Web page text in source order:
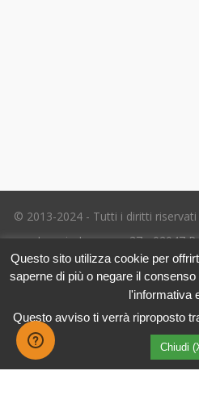
© 2013-2024 - Tutti i diritti riservati
Ignazio Losacco, 37 - 02047
01112470578 SDI:
Tel. (+39) 06.5656.8718 -eMail
l'Informativa
Questo sito utilizza cookie per
saperne di più o negare il
l'informativa
Questo avviso ti verrà riproposto
Chiudi